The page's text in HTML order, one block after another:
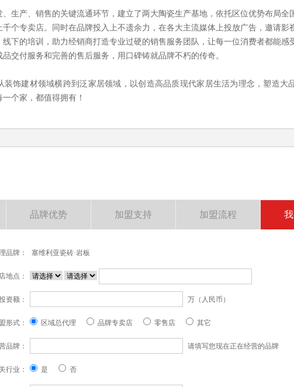
、生产、销售的关键流通环节，建立了两大陶瓷生产基地，依托区位优势布局全
个专卖店。同时在品牌投入上不遗余力，在各大主流媒体上投放广告，邀请影
下的培训，助力经销商打造专业过硬的销售服务团队，让每一位消费者都能感
交付服务和完善的售后服务，用口碑铸就品牌不朽的传奇。
装饰建材领域横跨到泛家居领域，以创造高品质现代家居生活为理念，塑造大
个家，都值得拥有！
品牌优势 加盟支持 加盟流程
品牌： 塞维利亚瓷砖·岩板
地点：
资额： 万（人民币）
形式： 区域总代理 品牌专卖店 零售店 其它
品牌： 请填写您现在正在经营的品牌
行业： 是 否